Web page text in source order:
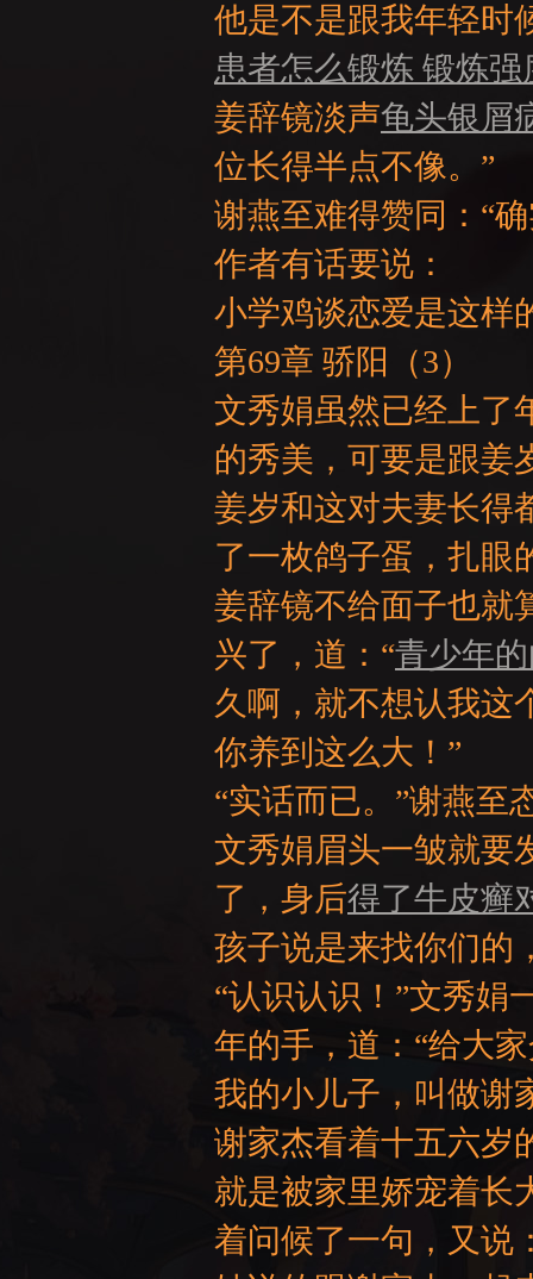
他是不是跟我年轻时
患者怎么锻炼 锻炼强
姜辞镜淡声龟头银屑
位长得半点不像。”
谢燕至难得赞同：“
作者有话要说：
小学鸡谈恋爱是这样
第69章 骄阳（3）
文秀娟虽然已经上了
的秀美，可要是跟姜
姜岁和这对夫妻长得
了一枚鸽子蛋，扎眼
姜辞镜不给面子也就
兴了，道：“青少年
久啊，就不想认我这
你养到这么大！”
“实话而已。”谢燕至
文秀娟眉头一皱就要
了，身后得了牛皮癣
孩子说是来找你们的
“认识认识！”文秀娟
年的手，道：“给大
我的小儿子，叫做谢
谢家杰看着十五六岁
就是被家里娇宠着长
着问候了一句，又